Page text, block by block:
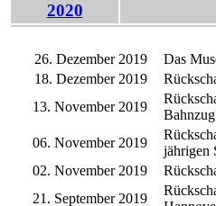
2020
26. Dezember 2019
Das
18. Dezember 2019
13. November 2019
06. November 2019
jährigen
02. November 2019
21. September 2019